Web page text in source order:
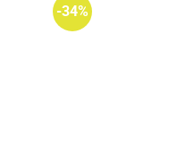
-34%